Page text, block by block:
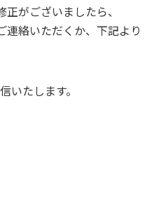
がございましたら、
連絡いただくか、下記より
たします。